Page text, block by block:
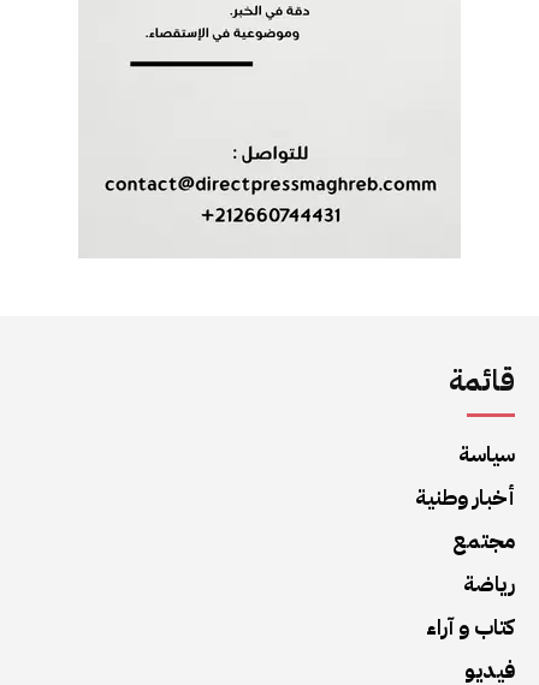
قائمة
سياسة
أخبار وطنية
مجتمع
رياضة
كتاب و آراء
فيديو